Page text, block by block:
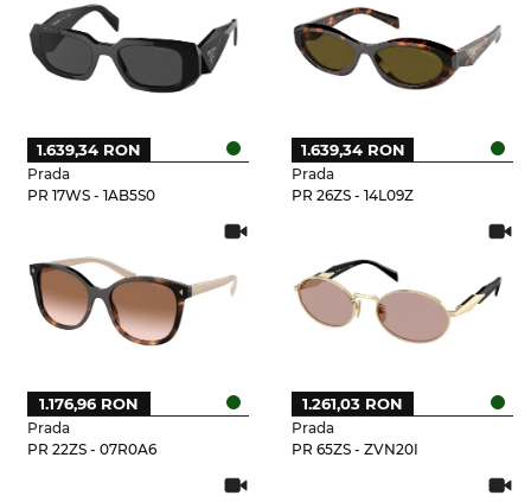
Prada
PR 17WS - 1AB5S0
1.639,34 RON
Prada
PR 26ZS - 14L09Z
1.639,34 RON
Prada
PR 22ZS - 07R0A6
1.176,96 RON
Prada
PR 65ZS - ZVN20I
1.261,03 RON